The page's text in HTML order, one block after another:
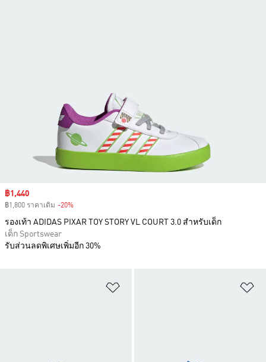
Sale price
฿1,440
฿1,800 ราคาเดิม -20%
รองเท้า ADIDAS PIXAR TOY STORY VL COURT 3.0 สำหรับเด็ก
เด็ก Sportswear
รับส่วนลดพิเศษเพิ่มอีก 30%